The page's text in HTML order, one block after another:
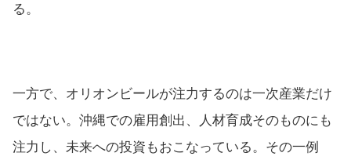
る。
一方で、オリオンビールが注力するのは一次産業だけ
ではない。沖縄での雇用創出、人材育成そのものにも
注力し、未来への投資もおこなっている。その一例